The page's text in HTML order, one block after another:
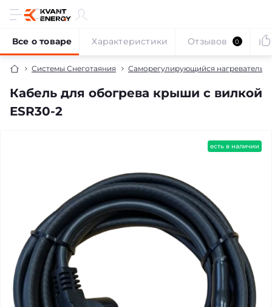
Системы Снеготаяния Саморегулирующийся
Кабель для обогрева крыши с вилкой
ESR30-2
Все о товаре Характеристики Отзывов 0
есть в наличии